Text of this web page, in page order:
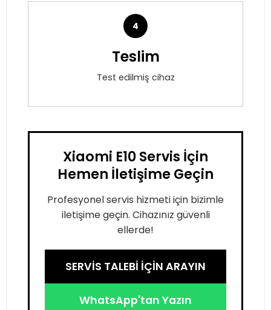
4
Teslim
Test edilmiş cihaz
Xiaomi E10 Servis İçin
Hemen İletişime Geçin
Profesyonel servis hizmeti için bizimle
iletişime geçin. Cihazınız güvenli
ellerde!
SERVİS TALEBİ İÇİN ARAYIN
WhatsApp'tan Yazın